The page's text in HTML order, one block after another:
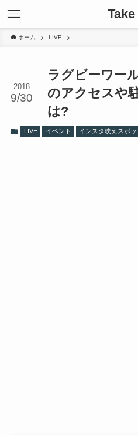
ホーム LIVE
ラグビーワー
のアクセスや
は?
2018
9/30
LIVE イベント インスタ映えスポッ